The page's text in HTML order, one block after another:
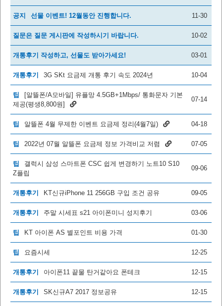
공지 선물 이벤트! 12월동안 진행합니다. 11-30
질문은 질문 게시판에 작성하시기 바랍니다. 10-02
개통후기 작성하고, 선물도 받아가세요! 03-01
개통후기 3G SKt 요금제 개통 후기 속도 2024년 10-04
팁
[알뜰폰/A모바일] 유플망 4.5GB+1Mbps/ 통화문자 기본
제공(평생8,800원]
07-14
팁 알뜰폰 4월 무제한 이벤트 요금제 정리(4월7일) 04-18
팁 2022년 07월 알뜰폰 요금제 정보 가격비교 저렴 07-05
팁
갤럭시 삼성 스마트폰 CSC 쉽게 변경하기 노트10 S10
Z플립
09-06
개통후기 KT신규iPhone 11 256GB 구입 조건 공유 09-05
개통후기 주말 시세표 s21 아이폰미니 성지후기 03-06
팁 KT 아이폰 AS 별포인트 비용 가격 01-30
팁 요즘시세 12-25
개통후기 아이폰11 끝물 탄거같아요 폰테크 12-15
개통후기 SK신규A7 2017 정보공유 12-15